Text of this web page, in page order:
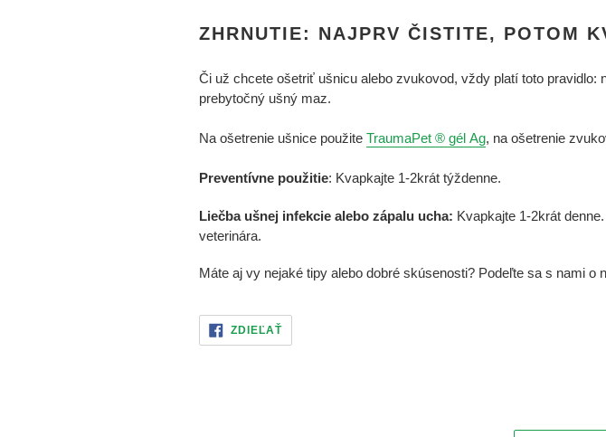
ZHRNUTIE: NAJPRV ČISTITE, POTOM
Či už chcete ošetriť ušnicu alebo zvukovod, vždy platí toto
prebytočný ušný maz.
Na ošetrenie ušnice použite TraumaPet ® gél Ag, na ošetrenie
Preventívne použitie: Kvapkajte 1-2krát týždenne.
Liečba ušnej infekcie alebo zápalu ucha: Kvapkajte 1-2krát
veterinára.
Máte aj vy nejaké tipy alebo dobré skúsenosti? Podeľte sa s nami o
ZDIEĽAŤZDIELAŤ
FACEBOOKU